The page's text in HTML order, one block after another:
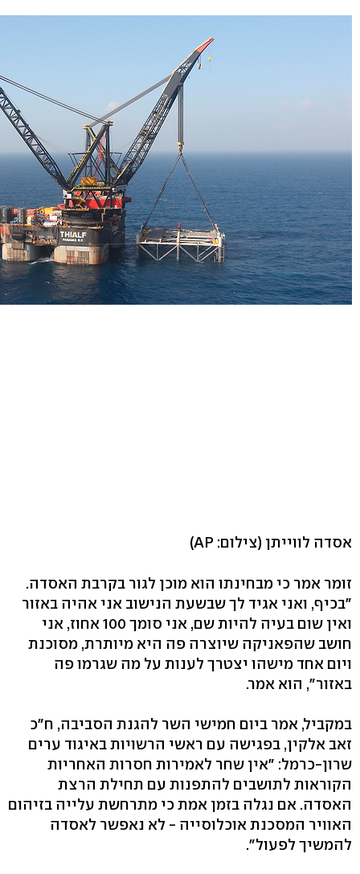
אסדה לווייתן (צילום: AP)
זומר אמר כי מבחינתו הוא מוכן לגור בקרבת האסדה.
"בכיף, ואני אגיד לך שבשעת הנישוב אני אהיה באזור
ואין שום בעיה להיות שם, אני סומך 100 אחוז, אני
חושב שהפאניקה שיוצרה פה היא מיותרת, מסוכנת
ויום אחד מישהו יצטרך לענות על מה שגרמו פה
באזור", הוא אמר.
במקביל, אמר ביום חמישי השר להגנת הסביבה, ח"כ
זאב אלקין, בפגישה עם ראשי הרשויות באיגוד ערים
שרון-כרמל: "אין שחר לאמירות חסרות האחריות
הקוראות לתושבים להתפנות עם תחילת הרצת
האסדה. אם נגלה בזמן אמת כי מתרחשת עלייה בזיהום
האוויר המסכנת אוכלוסייה - לא נאפשר לאסדה
להמשיך לפעול".